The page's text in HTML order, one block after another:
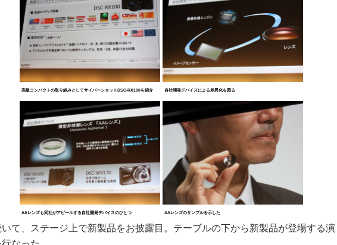
高級コンパクトの取り組みとしてサイバーショットDSC-RX100を紹介 自社開発デバイスによる差異化を図る
AAレンズも同社がアピールする自社開発デバイスのひとつ AAレンズのサンプルを示した
て、ステージ上で新製品をお披露目。テーブルの下から新製品が登場する演